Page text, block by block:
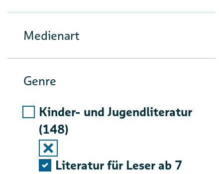
Medienart
Genre
Kinder- und Jugendliteratur
(148)
Auswahlliste ausklappen
Literatur für Leser ab 7